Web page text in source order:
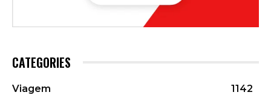
CATEGORIES
Viagem
1142